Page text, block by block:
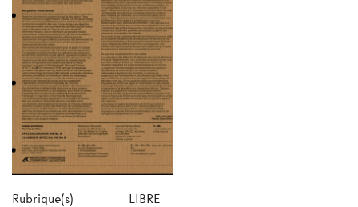
Rubrique(s) LIBRE